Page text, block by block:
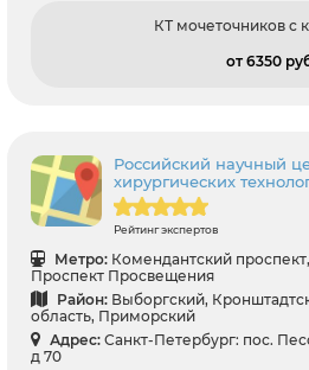
КТ мочеточников с
от 6350
Российский научный
хирургических
Рейтинг экспертов
Метро: Комендантский
Проспект Просвещения
Район: Выборгский,
область, Приморский
Адрес: Санкт-Петербург: пос.
д 70